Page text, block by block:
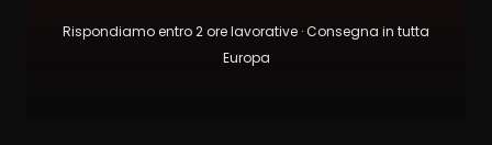
Rispondiamo entro 2 ore lavorative · Consegna in tutta
Europa